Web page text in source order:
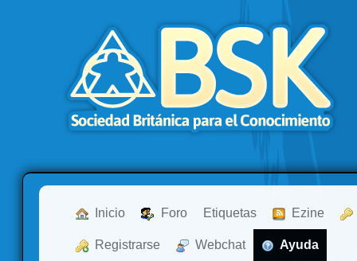
Inicio Foro Etiquetas Ezine
Registrarse Webchat Ayuda